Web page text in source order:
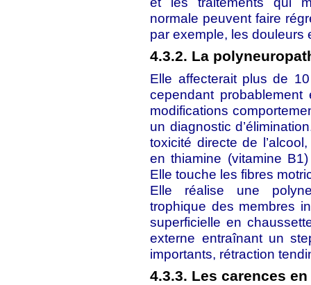
normale peuvent faire
par exemple, les douleurs
4.3.2. La
Elle affecterait plus de
cependant
modifications
un diagnostic
toxicité directe de
en thiamine (vitamine
Elle touche les fibres
Elle réalise une
trophique des membres
superficielle en
externe entraînant un
importants, rétraction
4.3.3. Les carences